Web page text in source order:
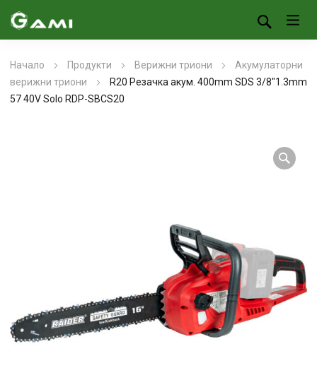
Начало Продукти Верижни триони
Акумулаторни
верижни триони
R20 Резачка акум. 400mm SDS 3/8″1.3mm
57 40V Solo RDP-SBCS20